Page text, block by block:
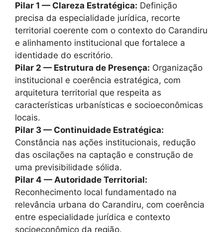
Pilar 1 — Clareza Estratégica: Definição
precisa da especialidade jurídica, recorte
territorial coerente com o contexto do Carandiru
e alinhamento institucional que fortalece a
identidade do escritório.
Pilar 2 — Estrutura de Presença: Organização
institucional e coerência estratégica, com
arquitetura territorial que respeita as
características urbanísticas e socioeconômicas
locais.
Pilar 3 — Continuidade Estratégica:
Constância nas ações institucionais, redução
das oscilações na captação e construção de
uma previsibilidade sólida.
Pilar 4 — Autoridade Territorial:
Reconhecimento local fundamentado na
relevância urbana do Carandiru, com coerência
entre especialidade jurídica e contexto
socioeconômico da região.